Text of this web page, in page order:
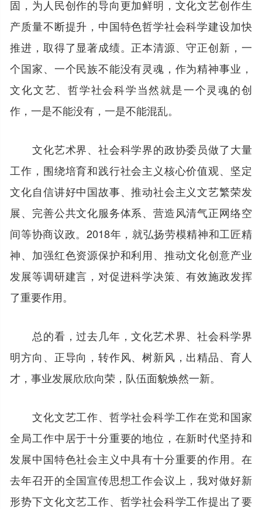
固，为人民创作的导向更加鲜明，文化文艺创作生
产质量不断提升，中国特色哲学社会科学建设加快
推进，取得了显著成绩。正本清源、守正创新，一
个国家、一个民族不能没有灵魂，作为精神事业，
文化文艺、哲学社会科学当然就是一个灵魂的创
作，一是不能没有，一是不能混乱。
文化艺术界、社会科学界的政协委员做了大量
工作，围绕培育和践行社会主义核心价值观、坚定
文化自信讲好中国故事、推动社会主义文艺繁荣发
展、完善公共文化服务体系、营造风清气正网络空
间等协商议政。2018年，就弘扬劳模精神和工匠精
神、加强红色资源保护和利用、推动文化创意产业
发展等调研建言，对促进科学决策、有效施政发挥
了重要作用。
总的看，过去几年，文化艺术界、社会科学界
明方向、正导向，转作风、树新风，出精品、育人
才，事业发展欣欣向荣，队伍面貌焕然一新。
文化文艺工作、哲学社会科学工作在党和国家
全局工作中居于十分重要的地位，在新时代坚持和
发展中国特色社会主义中具有十分重要的作用。在
去年召开的全国宣传思想工作会议上，我对做好新
形势下文化文艺工作、哲学社会科学工作提出了要